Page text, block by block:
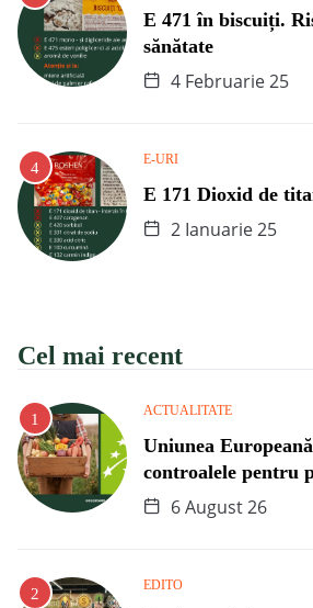
E 471 în biscuiți.
sănătate
4 Februarie 25
E-URI
E 171 Dioxid de
2 Ianuarie 25
Cel mai recent
ACTUALITATE
Uniunea
controalele pentru
6 August 26
EDITO